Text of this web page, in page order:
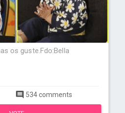
os guste.Fdo:Bella
534 comments